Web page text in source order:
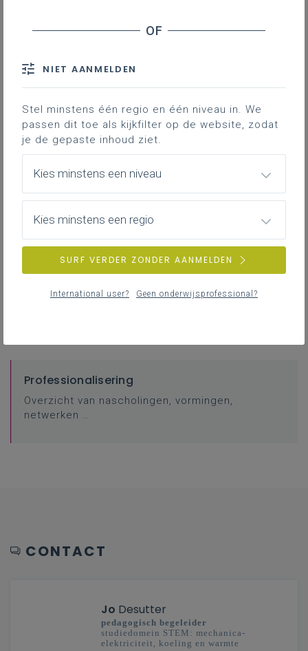
Inspirerend materiaal
Ondersteuning op de klasvloer.
Achtergrond
Literatuur, onderzoek, regelgeving, websites …
Professionalisering
Overzicht van nascholingen, vormingen,
netwerken …
CONTACT
Jo Desutter
pedagogisch begeleider
studiedomein STEM: mechanica-
elektriciteit, koeling en warmte
NIET AANMELDEN
Stel minstens één regio en één niveau in. We
passen dit toe als kijkfilter op de website, zodat
je de gepaste inhoud ziet.
Kies minstens een niveau
Kies minstens een regio
SURF VERDER ZONDER AANMELDEN
International user? Geen onderwijsprofessional?